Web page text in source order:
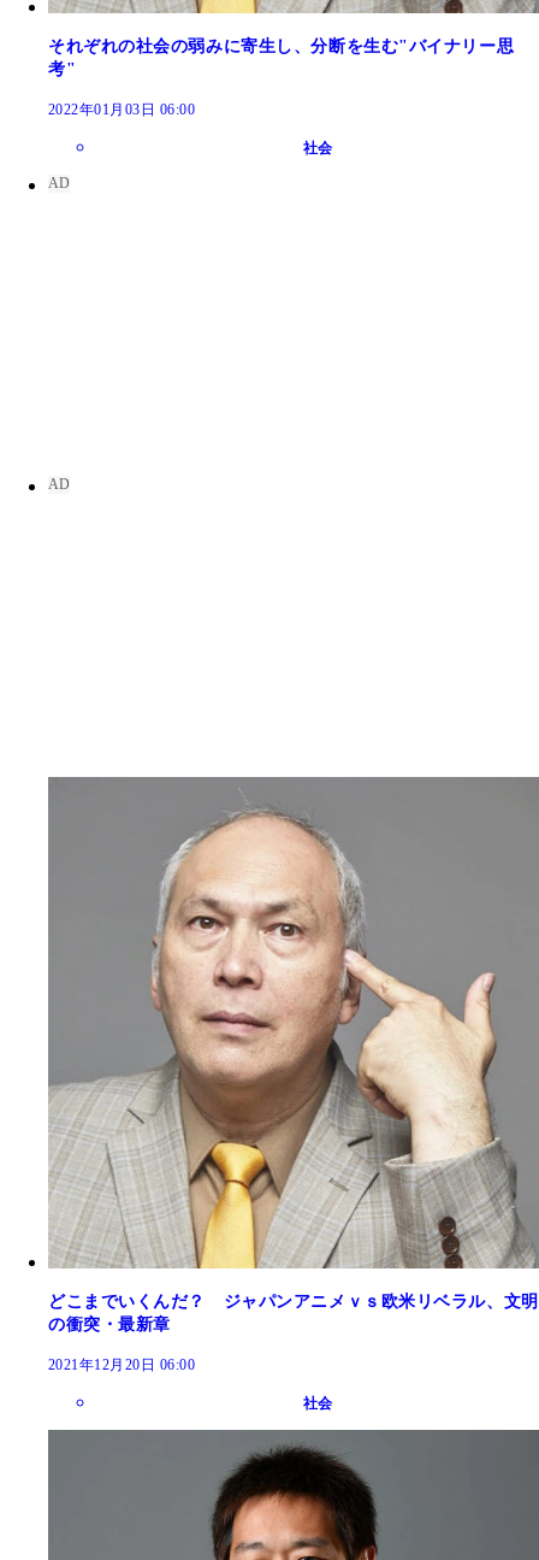
それぞれの社会の弱みに寄生し、分断を生む"バイナリー思
考"
2022年01月03日 06:00
社会
どこまでいくんだ？ ジャパンアニメｖｓ欧米リベラル、文明
の衝突・最新章
2021年12月20日 06:00
社会